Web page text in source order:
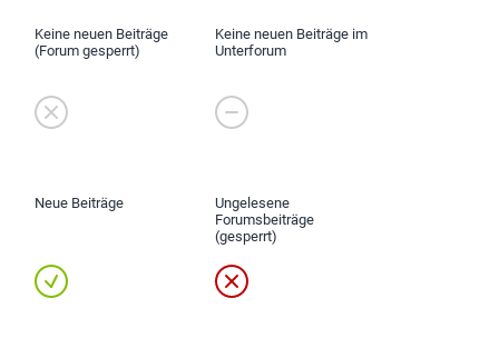
Keine neuen Beiträge
(Forum gesperrt)
Keine neuen Beiträge im
Unterforum
Neue Beiträge
Ungelesene
Forumsbeiträge
(gesperrt)